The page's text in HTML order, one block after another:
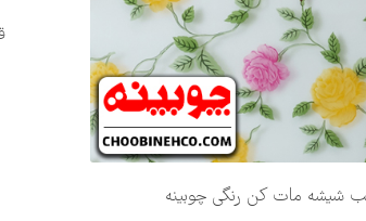
شیشه مات کن رنگی چوبینه